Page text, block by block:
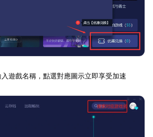
遊戲名稱，點選對應圖示立即享受加速